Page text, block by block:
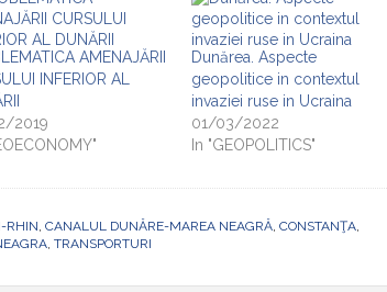
AMENAJĂRII
INFERIOR AL
2019
Dunărea. Aspecte
geopolitice in contextul
invaziei ruse in Ucraina
01/03/2022
In "GEOPOLITICS"
RHIN, CANALUL DUNĂRE-MAREA NEAGRĂ, CONSTANŢA,
, TRANSPORTURI